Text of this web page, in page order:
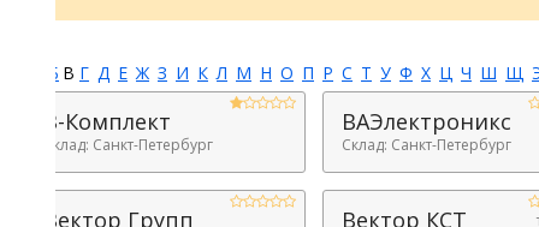
Е Ж З И К Л М Н О П Р С Т У Ф Х Ц Ч Ш Щ Э Ю Я
Комплект
Санкт-Петербург
ВАЭлектроникс
Склад: Санкт-Петербург
Групп Вектор КСТ товаров